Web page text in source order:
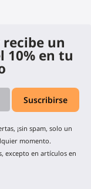
un
10% en tu
¡sin spam, solo un
momento.
excepto en artículos en